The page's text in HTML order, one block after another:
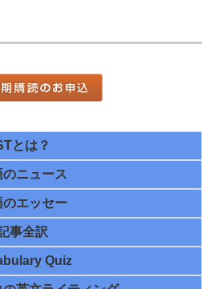
とは？
のニュース
のエッセー
事全訳
Quiz